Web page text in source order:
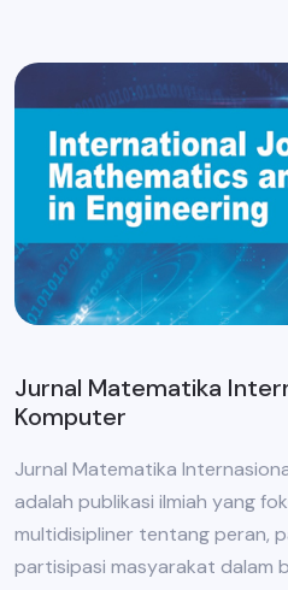
Jurnal Matematika
Komputer
Jurnal Matematika
adalah publikasi ilmiah yang
multidisipliner tentang peran,
partisipasi masyarakat dalam